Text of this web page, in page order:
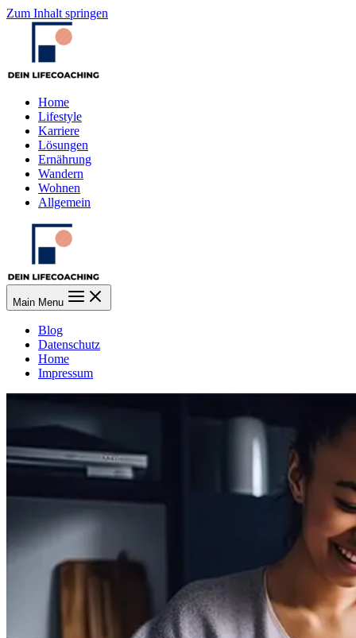
Zum Inhalt springen
Home
Lifestyle
Karriere
Lösungen
Ernährung
Wandern
Wohnen
Allgemein
Main Menu
Blog
Datenschutz
Home
Impressum